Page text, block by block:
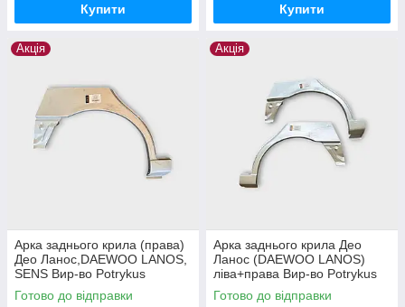
Купити Купити
Акція
Арка заднього крила (права)
Део Ланос,DAEWOO LANOS,
SENS Вир-во Potrykus
Готово до відправки
Акція
Арка заднього крила Део
Ланос (DAEWOO LANOS)
ліва+права Вир-во Potrykus
Готово до відправки